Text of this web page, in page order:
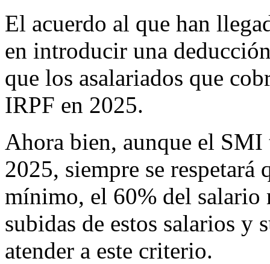
El acuerdo al que han
en introducir una
que los asalariados que
IRPF en 2025.
Ahora bien, aunque el
2025, siempre se respetará
mínimo, el 60% del salario
subidas de estos salarios y
atender a este criterio.